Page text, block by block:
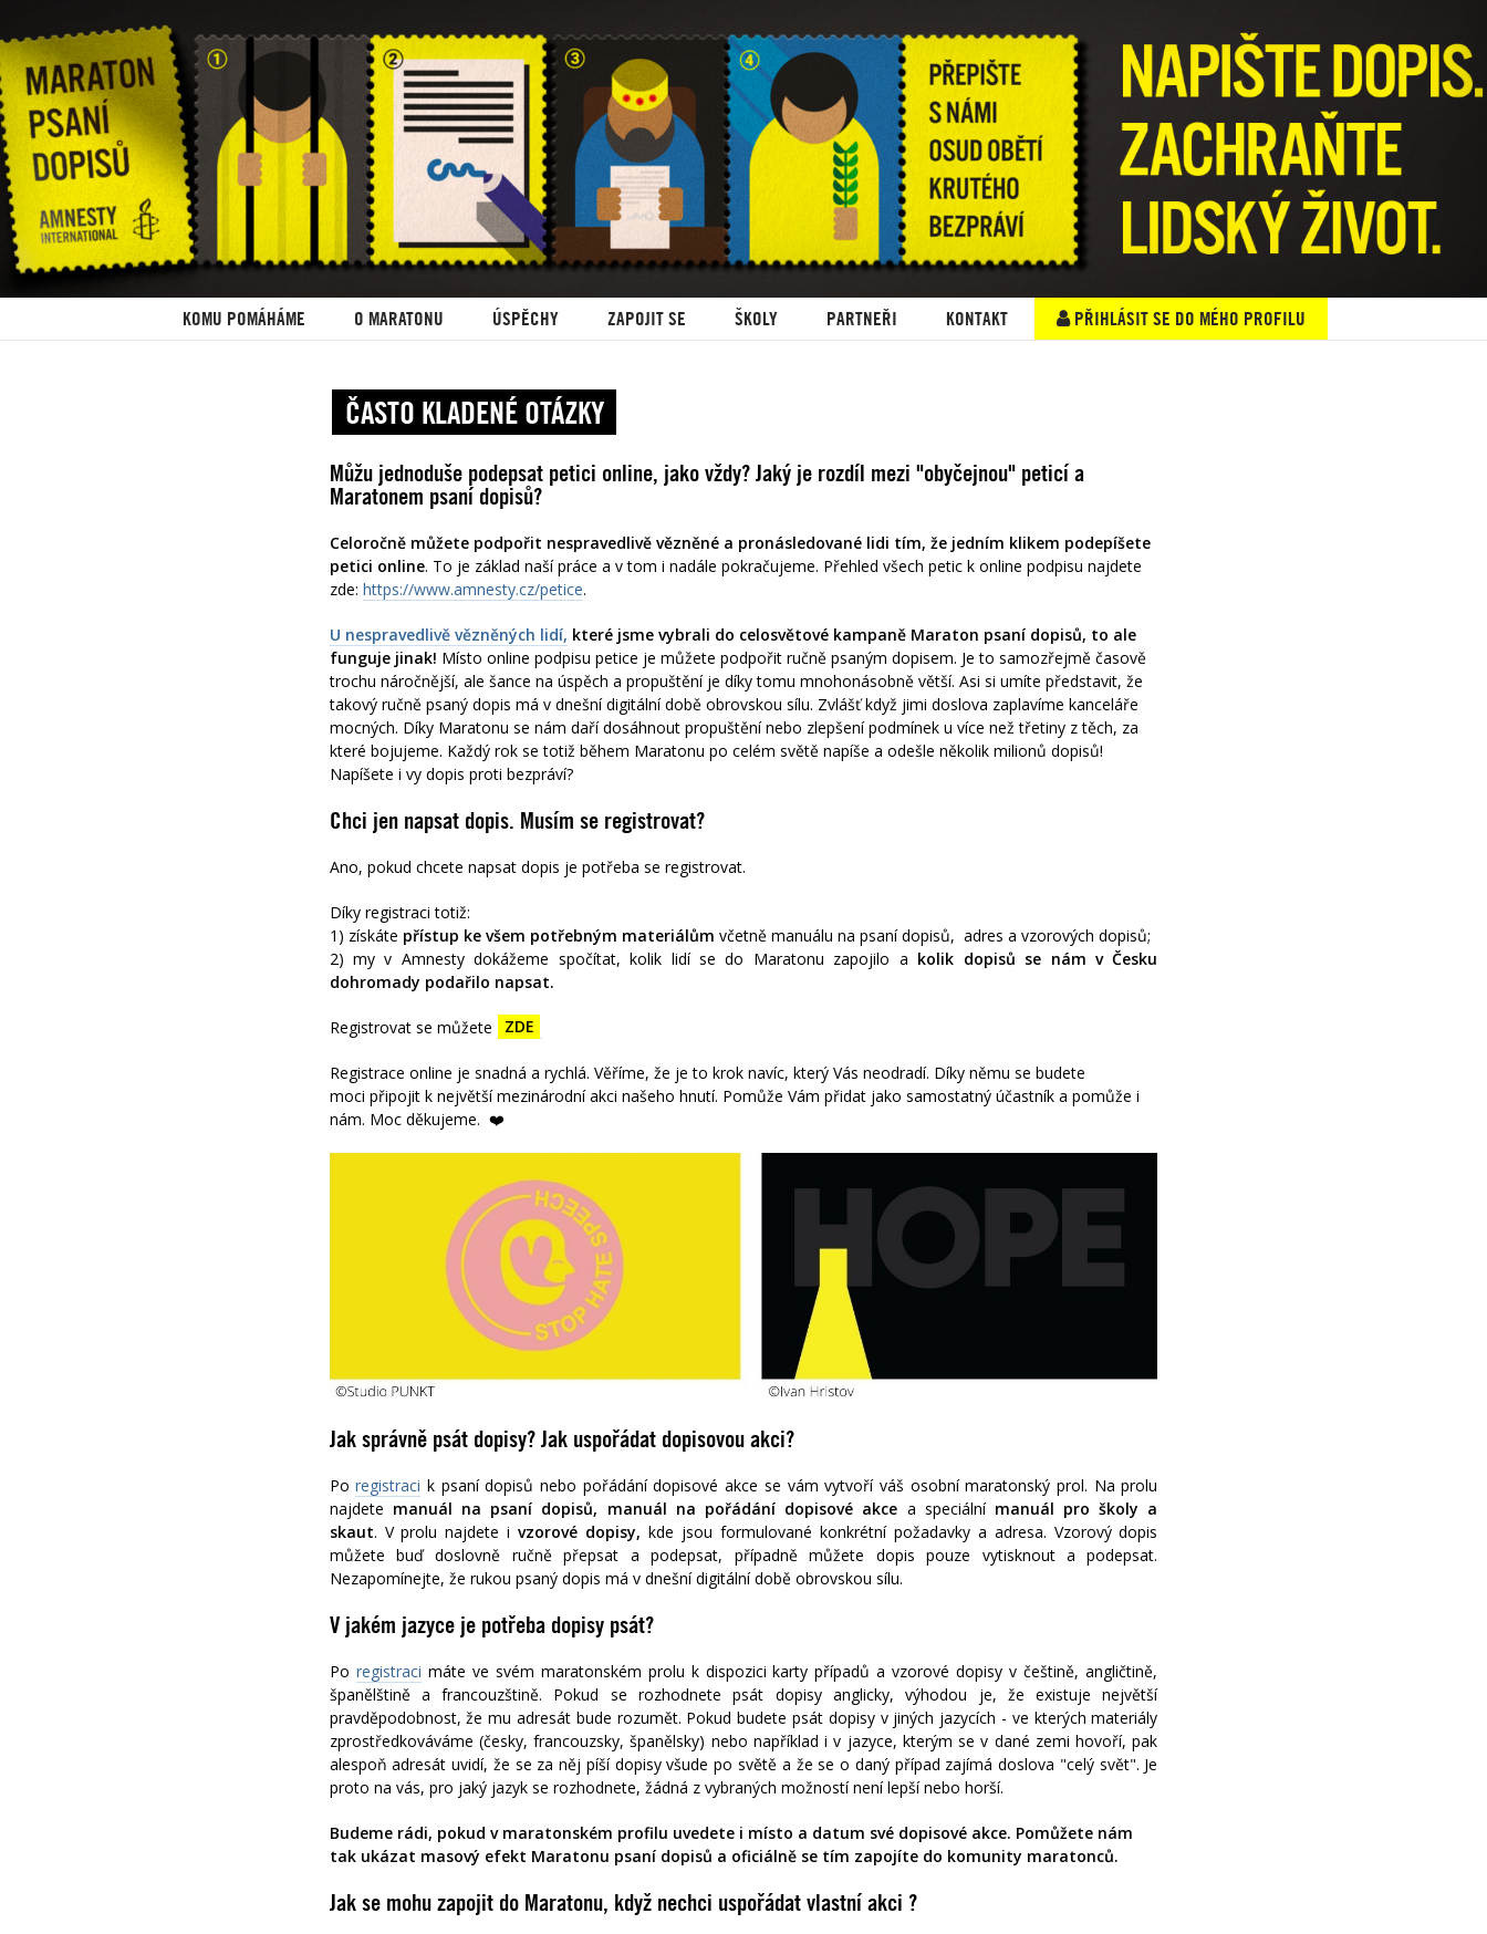
KOMU POMÁHÁME O MARATONU ÚSPĚCHY ZAPOJIT SE ŠKOLY PARTNEŘI KONTAKT PŘIHLÁSIT SE DO MÉHO PROFILU
ČASTO KLADENÉ OTÁZKY
Můžu jednoduše podepsat petici online, jako vždy? Jaký je rozdíl mezi "obyčejnou" peticí a
Maratonem psaní dopisů?
Celoročně můžete podpořit nespravedlivě vězněné a pronásledované lidi tím, že jedním klikem podepíšete
petici online. To je základ naší práce a v tom i nadále pokračujeme. Přehled všech petic k online podpisu najdete
zde: https://www.amnesty.cz/petice.
U nespravedlivě vězněných lidí, které jsme vybrali do celosvětové kampaně Maraton psaní dopisů, to ale
funguje jinak! Místo online podpisu petice je můžete podpořit ručně psaným dopisem. Je to samozřejmě časově
trochu náročnější, ale šance na úspěch a propuštění je díky tomu mnohonásobně větší. Asi si umíte představit, že
takový ručně psaný dopis má v dnešní digitální době obrovskou sílu. Zvlášť když jimi doslova zaplavíme kanceláře
mocných. Díky Maratonu se nám daří dosáhnout propuštění nebo zlepšení podmínek u více než třetiny z těch, za
které bojujeme. Každý rok se totiž během Maratonu po celém světě napíše a odešle několik milionů dopisů!
Napíšete i vy dopis proti bezpráví?
Chci jen napsat dopis. Musím se registrovat?
Ano, pokud chcete napsat dopis je potřeba se registrovat.
Díky registraci totiž:
1) získáte přístup ke všem potřebným materiálům včetně manuálu na psaní dopisů, adres a vzorových dopisů;
2) my v Amnesty dokážeme spočítat, kolik lidí se do Maratonu zapojilo a kolik dopisů se nám v Česku
dohromady podařilo napsat.
Registrovat se můžete ZDE
Registrace online je snadná a rychlá. Věříme, že je to krok navíc, který Vás neodradí. Díky němu se budete
moci připojit k největší mezinárodní akci našeho hnutí. Pomůže Vám přidat jako samostatný účastník a pomůže i
nám. Moc děkujeme. ❤️
Jak správně psát dopisy? Jak uspořádat dopisovou akci?
Poregistraci k psaní dopisů nebo pořádání dopisové akce se vám vytvoří váš osobní maratonský profil. Na profilu
najdete manuál na psaní dopisů, manuál na pořádání dopisové akce a speciální manuál pro školy a
skaut. V profilu najdete ivzorové dopisy,kde jsou formulované konkrétní požadavky a adresa. Vzorový dopis
můžete buď doslovně ručně přepsat a podepsat, případně můžete dopis pouze vytisknout a podepsat.
Nezapomínejte, že rukou psaný dopis má v dnešní digitální době obrovskou sílu.
V jakém jazyce je potřeba dopisy psát?
Po registraci máte ve svém maratonském profilu k dispozici karty případů a vzorové dopisy v češtině, angličtině,
španělštině a francouzštině. Pokud se rozhodnete psát dopisy anglicky, výhodou je, že existuje největší
pravděpodobnost, že mu adresát bude rozumět. Pokud budete psát dopisy v jiných jazycích - ve kterých materiály
zprostředkováváme (česky, francouzsky, španělsky) nebo například i v jazyce, kterým se v dané zemi hovoří, pak
alespoň adresát uvidí, že se za něj píší dopisy všude po světě a že se o daný případ zajímá doslova "celý svět". Je
proto na vás, pro jaký jazyk se rozhodnete, žádná z vybraných možností není lepší nebo horší.
Budeme rádi, pokud v maratonském profilu uvedete i místo a datum své dopisové akce. Pomůžete nám
tak ukázat masový efekt Maratonu psaní dopisů a oficiálně se tím zapojíte do komunity maratonců.
Jak se mohu zapojit do Maratonu, když nechci uspořádat vlastní akci ?